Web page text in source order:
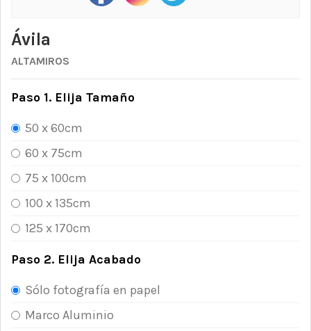
Ávila
ALTAMIROS
Paso 1. Elija Tamaño
50 x 60cm
60 x 75cm
75 x 100cm
100 x 135cm
125 x 170cm
Paso 2. Elija Acabado
Sólo fotografía en papel
Marco Aluminio